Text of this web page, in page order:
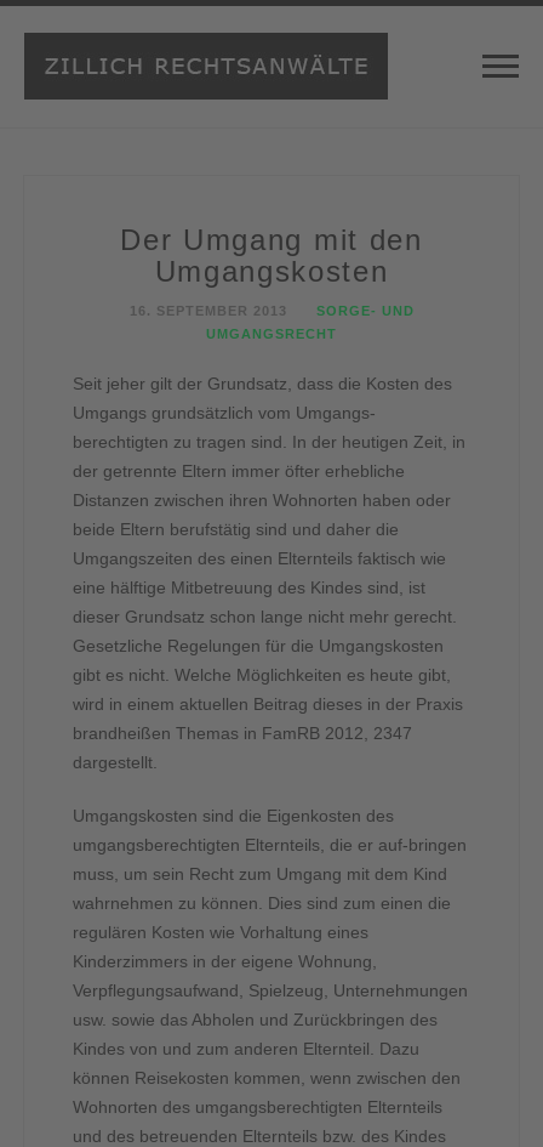
Der Umgang mit den
Umgangskosten
16. SEPTEMBER 2013
SORGE- UND
UMGANGSRECHT
Seit jeher gilt der Grundsatz, dass die Kosten des
Umgangs grundsätzlich vom Umgangs-
berechtigten zu tragen sind. In der heutigen Zeit, in
der getrennte Eltern immer öfter erhebliche
Distanzen zwischen ihren Wohnorten haben oder
beide Eltern berufstätig sind und daher die
Umgangszeiten des einen Elternteils faktisch wie
eine hälftige Mitbetreuung des Kindes sind, ist
dieser Grundsatz schon lange nicht mehr gerecht.
Gesetzliche Regelungen für die Umgangskosten
gibt es nicht. Welche Möglichkeiten es heute gibt,
wird in einem aktuellen Beitrag dieses in der Praxis
brandheißen Themas in FamRB 2012, 2347
dargestellt.
Umgangskosten sind die Eigenkosten des
umgangsberechtigten Elternteils, die er auf-bringen
muss, um sein Recht zum Umgang mit dem Kind
wahrnehmen zu können. Dies sind zum einen die
regulären Kosten wie Vorhaltung eines
Kinderzimmers in der eigene Wohnung,
Verpflegungsaufwand, Spielzeug, Unternehmungen
usw. sowie das Abholen und Zurückbringen des
Kindes von und zum anderen Elternteil. Dazu
können Reisekosten kommen, wenn zwischen den
Wohnorten des umgangsberechtigten Elternteils
und des betreuenden Elternteils bzw. des Kindes